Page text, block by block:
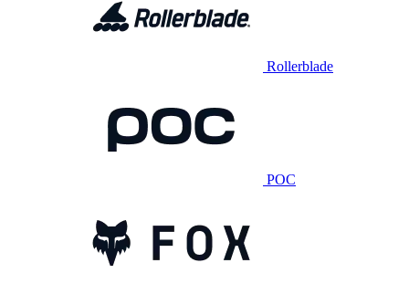
Rollerblade
POC